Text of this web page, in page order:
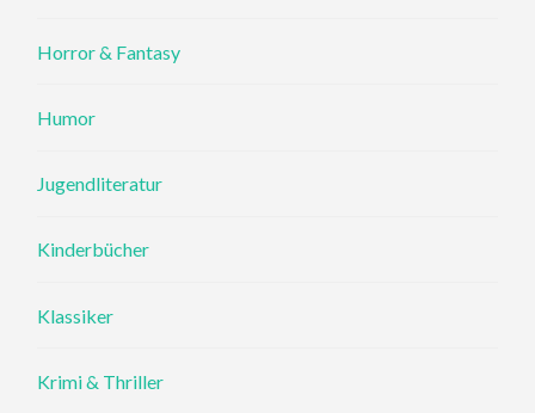
Horror & Fantasy
Humor
Jugendliteratur
Kinderbücher
Klassiker
Krimi & Thriller